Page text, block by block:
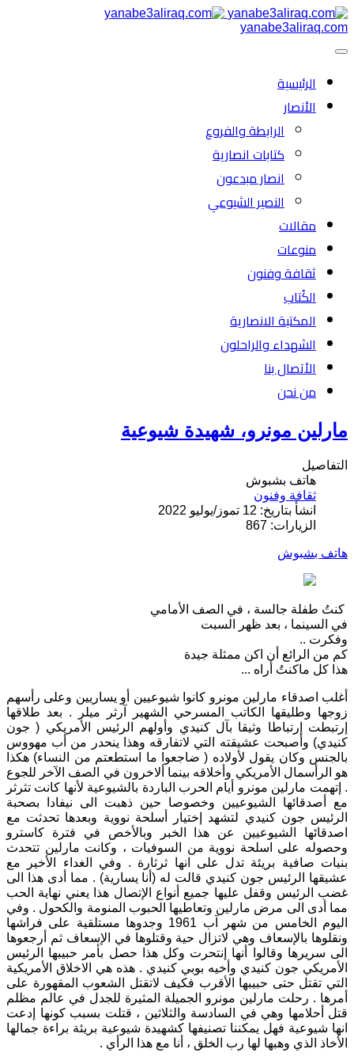
yanabe3aliraq.com
الرئیسية
الأنصار
الرابطة والفروع
كتابات انصارية
انصار مبدعون
النصیر الشیوعي
مقالات
منوعات
ثقافة وفنون
الكُتاب
المكتبة الانصارية
الشهداء والراحلون
الأتصال بنا
من نحن
مارلين مونرو، شهيدة شيوعية
التفاصيل
هاتف بشبوش
ثقافة وفنون
انشأ بتاريخ: 12 تموز/يوليو 2022
الزيارات: 867
هاتف بشبوش
كنتُ طفلة جالسة ، في الصف الأمامي
في السينما ، بعد ظهر السبت
وفكرت ..
كم من الرائع أن اكن ممثلة جيدة
هذا كل ماكنتُ أراه ...
أغلب اصدقاء مارلين مونرو كانوا شيوعيين أو يساريين وعلى رأسهم
زوجها وطليقها الكاتب المسرحي الشهير آرثر ميلر . بعد طلاقها
إرتبطت إرتباطا وثيقا بآل كنيدي وأولهم الرئيس الأمريكي ( جون
كنيدي) وأصبحت عشيقته التي لاتفارقه وهذا ينحدر من أب مهووس
بالجنس وكان يقول لأولاده ( ضاجعوا ما استطعتم من النساء) هكذا
هو الرأسمال الأمريكي وأخلاقه بينما ألاخرون في الصف الآخر للجوع
. إتهمت مارلين مونرو أيام الحرب الباردة بالشيوعية لأنها كانت تثرثر
مع أصدقائها الشيوعيين وخصوصا حين ذهبت الى نيفادا بصحبة
الرئيس جون كنيدي لتشهد إختيار أسلحة نووية وبعدها تحدثت مع
اصدقائها الشيوعيين عن هذا الخبر وبالأخص في فترة كاسترو
وحصوله على اسلحة نووية من السوفيات ، وكانت مارلين تتحدث
بنيات صافية بريئة تدل على انها ثرثارة . وفي الغداء الأخير مع
عشيقها الرئيس جون كنيدي قالت له (أنا يسارية) . مما أدى هذا الى
غضب الرئيس وقفل عليها جميع أنواع الإتصال هذا يعني نهاية الحب
مما أدى الى مرض مارلين وتعاطيها الحبوب المنومة والكحول . وفي
اليوم الخامس من شهر آب 1961 وجدوها مستلقية على فراشها
ونقلوها بالإسعاف وهي لاتزال حية وقتلوها في الإسعاف ثم أرجعوها
الى سريرها وقالوا أنها إنتحرت وكل هذا حصل بأمر حبيبها الرئيس
الأمريكي جون كنيدي وأخيه بوبي كنيدي . هذه هي الاخلاق الأمريكية
التي تقتل حتى حبيبها الأقرب فكيف لاتقتل الشعوب المقهورة على
أمرها . رحلت مارلين مونرو الجميلة المثيرة للجدل في عالم مظلم
قتل أحلامها وهي في السادسة والثلاثين ، قتلت بسبب كونها إدعت
انها شيوعية فهل يمكننا تصنيفها كشهيدة شيوعية بريئة براءة جمالها
الأخاذ الذي وهبها لها رب الخلق ، أنا مع هذا الرأي .